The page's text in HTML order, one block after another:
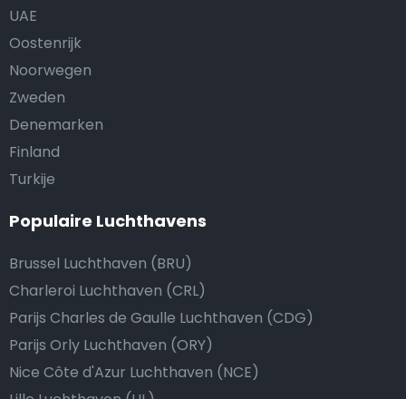
UAE
Oostenrijk
Noorwegen
Zweden
Denemarken
Finland
Turkije
Populaire Luchthavens
Brussel Luchthaven (BRU)
Charleroi Luchthaven (CRL)
Parijs Charles de Gaulle Luchthaven (CDG)
Parijs Orly Luchthaven (ORY)
Nice Côte d'Azur Luchthaven (NCE)